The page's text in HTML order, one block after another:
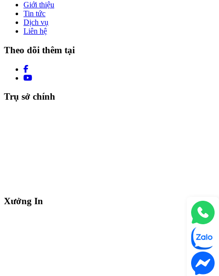
Giới thiệu
Tin tức
Dịch vụ
Liên hệ
Theo dõi thêm tại
Trụ sở chính
Xưởng In